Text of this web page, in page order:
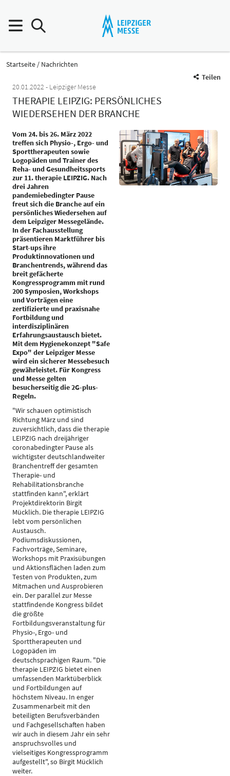
Startseite
Nachrichten
Teilen
20.01.2022
Leipziger Messe
THERAPIE LEIPZIG: PERSÖNLICHES
WIEDERSEHEN DER BRANCHE
Vom 24. bis 26. März 2022
treffen sich Physio-, Ergo- und
Sporttherapeuten sowie
Logopäden und Trainer des
Reha- und Gesundheitssports
zur 11. therapie LEIPZIG. Nach
drei Jahren
pandemiebedingter Pause
freut sich die Branche auf ein
persönliches Wiedersehen auf
dem Leipziger Messegelände.
In der Fachausstellung
präsentieren Marktführer bis
Start-ups ihre
Produktinnovationen und
Branchentrends, während das
breit gefächerte
Kongressprogramm mit rund
200 Symposien, Workshops
und Vorträgen eine
zertifizierte und praxisnahe
Fortbildung und
interdisziplinären
Erfahrungsaustausch bietet.
Mit dem Hygienekonzept "Safe
Expo" der Leipziger Messe
wird ein sicherer Messebesuch
gewährleistet. Für Kongress
und Messe gelten
besucherseitig die 2G-plus-
Regeln.
"Wir schauen optimistisch
Richtung März und sind
zuversichtlich, dass die therapie
LEIPZIG nach dreijähriger
coronabedingter Pause als
wichtigster deutschlandweiter
Branchentreff der gesamten
Therapie- und
Rehabilitationsbranche
stattfinden kann", erklärt
Projektdirektorin Birgit
Mücklich. Die therapie LEIPZIG
lebt vom persönlichen
Austausch.
Podiumsdiskussionen,
Fachvorträge, Seminare,
Workshops mit Praxisübungen
und Aktionsflächen laden zum
Testen von Produkten, zum
Mitmachen und Ausprobieren
ein. Der parallel zur Messe
stattfindende Kongress bildet
die größte
Fortbildungsveranstaltung für
Physio-, Ergo- und
Sporttherapeuten und
Logopäden im
deutschsprachigen Raum. "Die
therapie LEIPZIG bietet einen
umfassenden Marktüberblick
und Fortbildungen auf
höchstem Niveau. In enger
Zusammenarbeit mit den
beteiligten Berufsverbänden
und Fachgesellschaften haben
wir auch in diesem Jahr ein sehr
anspruchsvolles und
vielseitiges Kongressprogramm
aufgestellt", so Birgit Mücklich
weiter.